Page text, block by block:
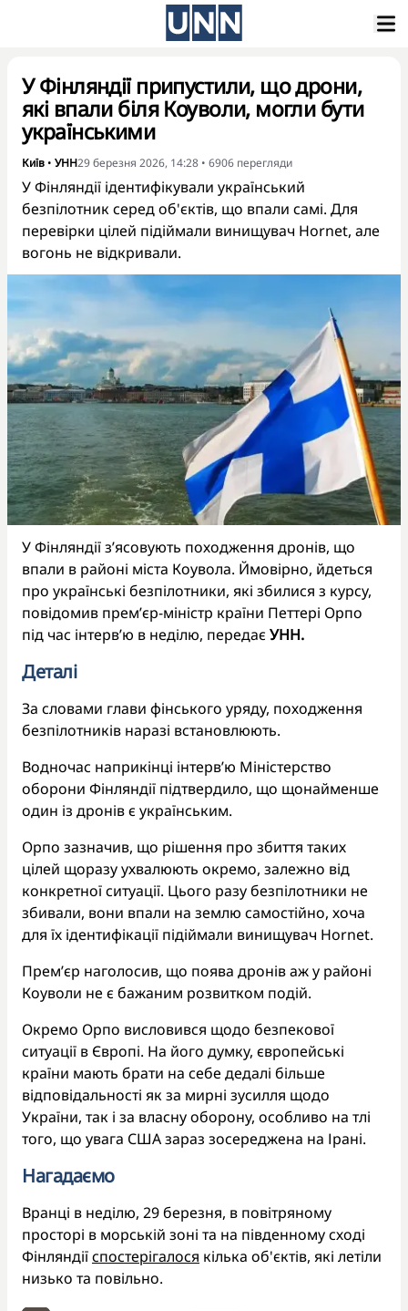
У Фінляндії припустили, що дрони,
які впали біля Коуволи, могли бути
українськими
Київ • УНН29 березня 2026, 14:28 • 6906 перегляди
У Фінляндії ідентифікували український
безпілотник серед об'єктів, що впали самі. Для
перевірки цілей підіймали винищувач Hornet, але
вогонь не відкривали.
У Фінляндії з’ясовують походження дронів, що
впали в районі міста Коувола. Ймовірно, йдеться
про українські безпілотники, які збилися з курсу,
повідомив прем’єр-міністр країни Петтері Орпо
під час інтерв’ю в неділю, передає УНН.
Деталі
За словами глави фінського уряду, походження
безпілотників наразі встановлюють.
Водночас наприкінці інтерв’ю Міністерство
оборони Фінляндії підтвердило, що щонайменше
один із дронів є українським.
Орпо зазначив, що рішення про збиття таких
цілей щоразу ухвалюють окремо, залежно від
конкретної ситуації. Цього разу безпілотники не
збивали, вони впали на землю самостійно, хоча
для їх ідентифікації підіймали винищувач Hornet.
Прем’єр наголосив, що поява дронів аж у районі
Коуволи не є бажаним розвитком подій.
Окремо Орпо висловився щодо безпекової
ситуації в Європі. На його думку, європейські
країни мають брати на себе дедалі більше
відповідальності як за мирні зусилля щодо
України, так і за власну оборону, особливо на тлі
того, що увага США зараз зосереджена на Ірані.
Нагадаємо
Вранці в неділю, 29 березня, в повітряному
просторі в морській зоні та на південному сході
Фінляндіїспостерігалося кілька об'єктів, які летіли
низько та повільно.